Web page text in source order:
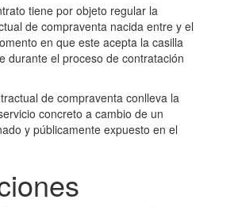
tiene por objeto regular la
de compraventa nacida entre y el
en que este acepta la casilla
durante el proceso de contratación
de compraventa conlleva la
concreto a cambio de un
y públicamente expuesto en el